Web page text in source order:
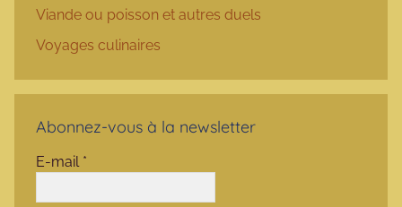
Viande ou poisson et autres duels
Voyages culinaires
Abonnez-vous à la newsletter
E-mail *